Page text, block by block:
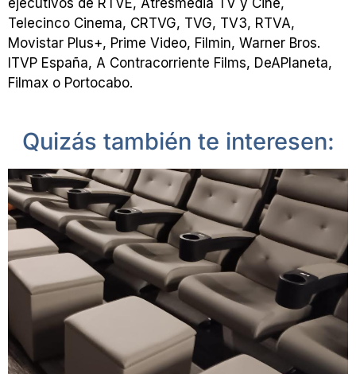
ejecutivos de RTVE, Atresmedia TV y Cine,
Telecinco Cinema, CRTVG, TVG, TV3, RTVA,
Movistar Plus+, Prime Video, Filmin, Warner Bros.
ITVP España, A Contracorriente Films, DeAPlaneta,
Filmax o Portocabo.
Quizás también te interesen: